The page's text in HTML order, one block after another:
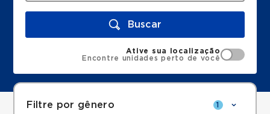
Buscar
Ative sua localização
Encontre unidades perto de você
Filtre por gênero 1